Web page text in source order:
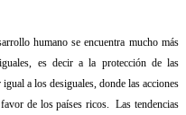
humano se encuentra mucho más
es decir a la protección de las
a los desiguales, donde las acciones
de los países ricos. Las tendencias